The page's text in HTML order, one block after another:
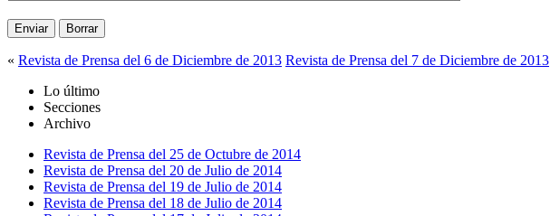
« Revista de Prensa del 6 de Diciembre de 2013 Revista de Prensa del 7 de Diciembre de 2013
Lo último
Secciones
Archivo
Revista de Prensa del 25 de Octubre de 2014
Revista de Prensa del 20 de Julio de 2014
Revista de Prensa del 19 de Julio de 2014
Revista de Prensa del 18 de Julio de 2014